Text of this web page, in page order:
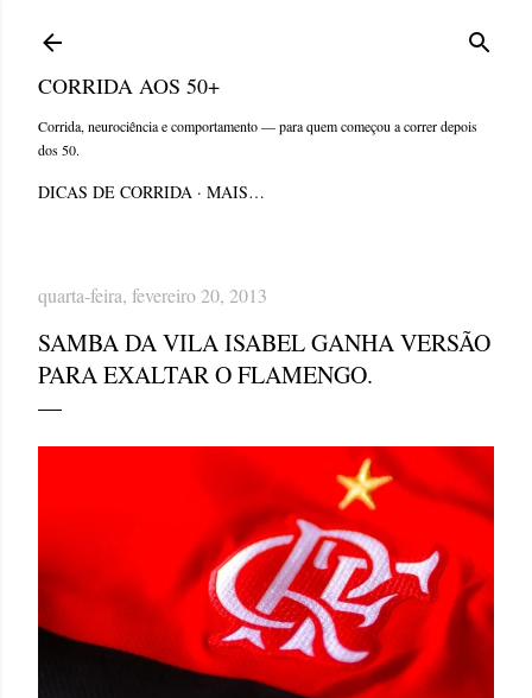
CORRIDA AOS 50+
Corrida, neurociência e comportamento — para quem começou a correr depois
dos 50.
DICAS DE CORRIDA MAIS…
quarta-feira, fevereiro 20, 2013
SAMBA DA VILA ISABEL GANHA VERSÃO
PARA EXALTAR O FLAMENGO.